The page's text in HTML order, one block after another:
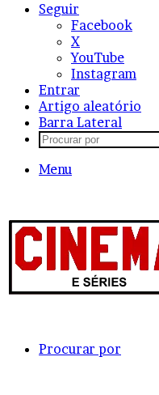
Seguir
Facebook
X
YouTube
Instagram
Entrar
Artigo aleatório
Barra Lateral
Menu
Procurar por